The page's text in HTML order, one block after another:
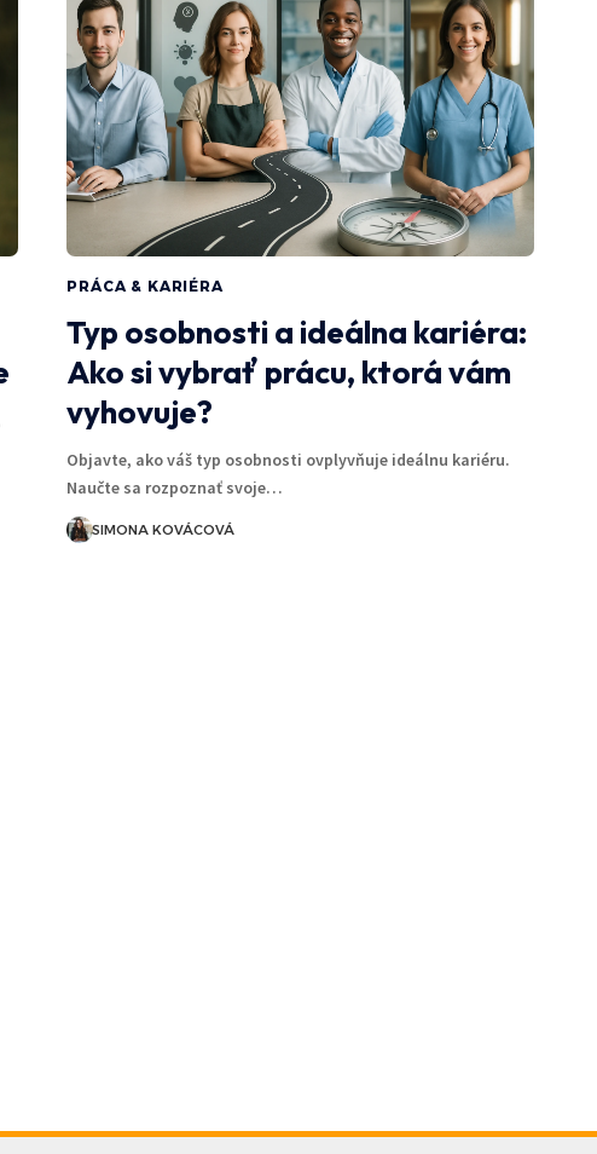
PRÁCA & KARIÉRA
Typ osobnosti a ideálna kariéra:
Ako si vybrať prácu, ktorá vám
vyhovuje?
Objavte, ako váš typ osobnosti ovplyvňuje ideálnu kariéru.
Naučte sa rozpoznať svoje…
SIMONA KOVÁCOVÁ